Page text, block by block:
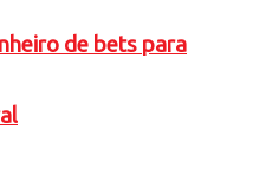
de bets para